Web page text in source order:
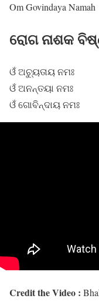
Om Govindaya Namah
ରୋଗ ନାଶକ
ଓଁ ଅଚ୍ୟୁତାୟ ନମଃ
ଓଁ ଅନନ୍ତୟା ନମଃ
ଓଁ ଗୋବିନ୍ଦାୟ ନମଃ
Credit the Video :